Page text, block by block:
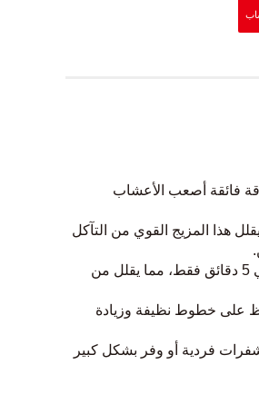
فائقة أصعب الأعشاب
هذا المزيج القوي من التآكل
قم بترقية أو استبدال الشفرات بسرعة فائقة! صُممت هذه الشفرات كبدائل مباشرة لمعظم طرازات الدوران الصفري الرئيسية، حيث يستغرق تركيبها حوالي 5 دقائق فقط، مما يقلل من
سعة الكيس بنسبة 20%، وهو أمر بالغ الأهمية للحفاظ على خطوط نظيفة وزيادة
من شفرات الجزازات الأصلية. اختر شفرات فردية أو وفر بشكل كبير